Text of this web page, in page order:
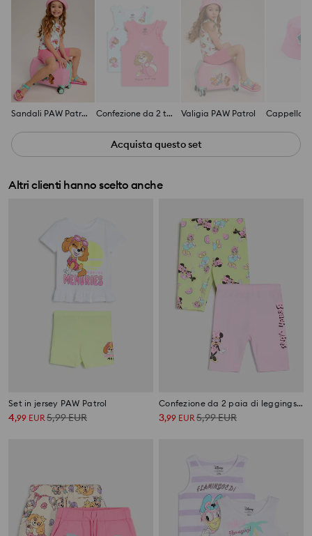
Sandali PAW Patrol Confezione da 2 t-shirt PAW Patrol Valigia PAW Patrol
Acquista questo set
Altri clienti hanno scelto anche
Set in jersey PAW Patrol
4,99 EUR5,99EUR
Confezione da 2 paia di leggings Minnie Mouse
3,99 EUR5,99EUR